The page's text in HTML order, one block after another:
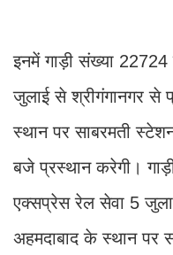
इनमें गाड़ी संख्या
जुलाई से श्रीगंगानगर से
स्थान पर साबरमती
बजे प्रस्थान करेगी।
एक्सप्रेस रेल सेवा 5
अहमदाबाद के स्थान पर